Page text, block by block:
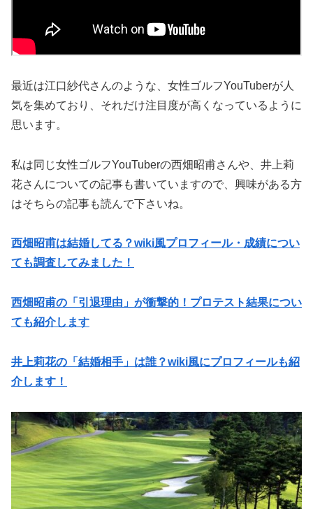
最近は江口紗代さんのような、女性ゴルフYouTuberが人
気を集めており、それだけ注目度が高くなっているように
思います。
私は同じ女性ゴルフYouTuberの西畑昭甫さんや、井上莉
花さんについての記事も書いていますので、興味がある方
はそちらの記事も読んで下さいね。
西畑昭甫は結婚してる？wiki風プロフィール・成績につい
ても調査してみました！
西畑昭甫の「引退理由」が衝撃的！プロテスト結果につい
ても紹介します
井上莉花の「結婚相手」は誰？wiki風にプロフィールも紹
介します！